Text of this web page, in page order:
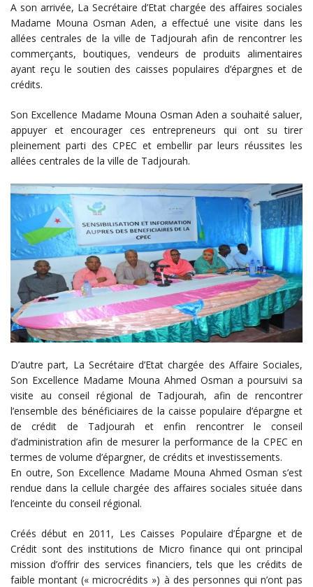
A son arrivée, La Secrétaire d’Etat chargée des affaires sociales
Madame Mouna Osman Aden, a effectué une visite dans les
allées centrales de la ville de Tadjourah afin de rencontrer les
commerçants, boutiques, vendeurs de produits alimentaires
ayant reçu le soutien des caisses populaires d’épargnes et de
crédits.
Son Excellence Madame Mouna Osman Aden a souhaité saluer,
appuyer et encourager ces entrepreneurs qui ont su tirer
pleinement parti des CPEC et embellir par leurs réussites les
allées centrales de la ville de Tadjourah.
D’autre part, La Secrétaire d’Etat chargée des Affaire Sociales,
Son Excellence Madame Mouna Ahmed Osman a poursuivi sa
visite au conseil régional de Tadjourah, afin de rencontrer
l’ensemble des bénéficiaires de la caisse populaire d’épargne et
de crédit de Tadjourah et enfin rencontrer le conseil
d’administration afin de mesurer la performance de la CPEC en
termes de volume d’épargner, de crédits et investissements.
En outre, Son Excellence Madame Mouna Ahmed Osman s’est
rendue dans la cellule chargée des affaires sociales située dans
l’enceinte du conseil régional.
Créés début en 2011, Les Caisses Populaire d’Épargne et de
Crédit sont des institutions de Micro finance qui ont principal
mission d’offrir des services financiers, tels que les crédits de
faible montant (« microcrédits ») à des personnes qui n’ont pas